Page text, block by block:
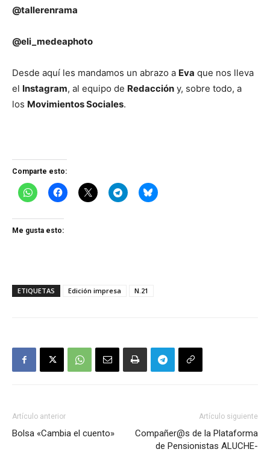
@tallerenrama
@eli_medeaphoto
Desde aquí les mandamos un abrazo a Eva que nos lleva
el Instagram, al equipo de Redacción y, sobre todo, a
los Movimientos Sociales.
Comparte esto:
Me gusta esto:
ETIQUETAS Edición impresa N.21
Artículo anterior
Bolsa «Cambia el cuento»
Artículo siguiente
Compañer@s de la Plataforma
de Pensionistas ALUCHE-